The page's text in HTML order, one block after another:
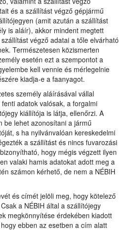
és a szállítást végző gépjármű
(amit azután a szállítást
is aláír), akkor mindent megtett
végző adatai a tőle elvárható
Természetesen közismerten
esetén ezt a szempontot a
kell vennie és mérlegelnie
kiadja-e a faanyagot.
személy aláírásával vállal
adatok valósak, a forgalmi
kiállítója is látja, ellenőrzi. A
be lehet azonosítani a jármű
s ha nyilvánvalóan kereskedelmi
a szállítást és nincs fuvarozási
hogy mégis végzett ilyen
valaki hamis adatokat adott meg a
számon kérhető, de nem a NÉBIH
és címét jelöli meg, hogy kötelező
a NÉBIH által a szállítójegy
megkönnyítése érdekében kiadott
ebben az esetben a cím alatt